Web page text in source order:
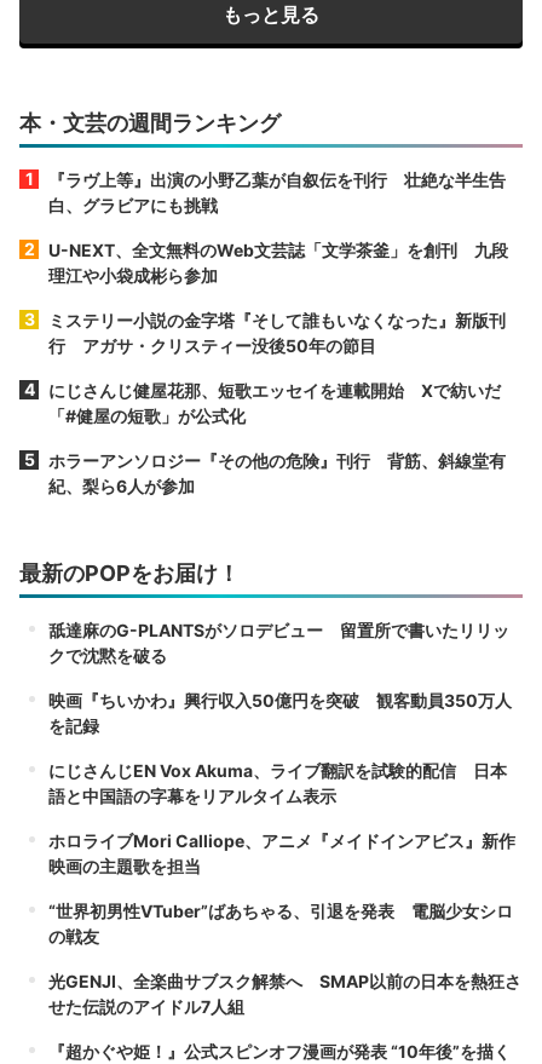
もっと見る
本・文芸の週間ランキング
『ラヴ上等』出演の小野乙葉が自叙伝を刊行 壮絶な半生告
白、グラビアにも挑戦
U-NEXT、全文無料のWeb文芸誌「文学茶釜」を創刊 九段
理江や小袋成彬ら参加
ミステリー小説の金字塔『そして誰もいなくなった』新版刊
行 アガサ・クリスティー没後50年の節目
にじさんじ健屋花那、短歌エッセイを連載開始 Xで紡いだ
「#健屋の短歌」が公式化
ホラーアンソロジー『その他の危険』刊行 背筋、斜線堂有
紀、梨ら6人が参加
最新のPOPをお届け！
舐達麻のG-PLANTSがソロデビュー 留置所で書いたリリッ
クで沈黙を破る
映画『ちいかわ』興行収入50億円を突破 観客動員350万人
を記録
にじさんじEN Vox Akuma、ライブ翻訳を試験的配信 日本
語と中国語の字幕をリアルタイム表示
ホロライブMori Calliope、アニメ『メイドインアビス』新作
映画の主題歌を担当
“世界初男性VTuber”ばあちゃる、引退を発表 電脳少女シロ
の戦友
光GENJI、全楽曲サブスク解禁へ SMAP以前の日本を熱狂さ
せた伝説のアイドル7人組
『超かぐや姫！』公式スピンオフ漫画が発表 “10年後”を描く